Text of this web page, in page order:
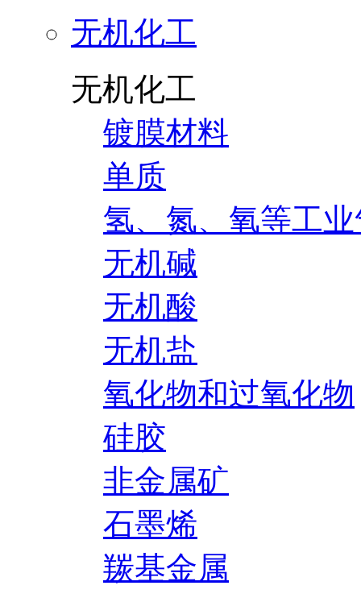
无机化工
无机化工
镀膜材料
单质
氢、氮、氧等工
无机碱
无机酸
无机盐
氧化物和过氧化物
硅胶
非金属矿
石墨烯
羰基金属